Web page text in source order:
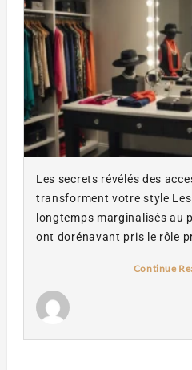
Les secrets révélés des
transforment votre style
longtemps marginalisés au
ont dorénavant pris le rôle
Continue